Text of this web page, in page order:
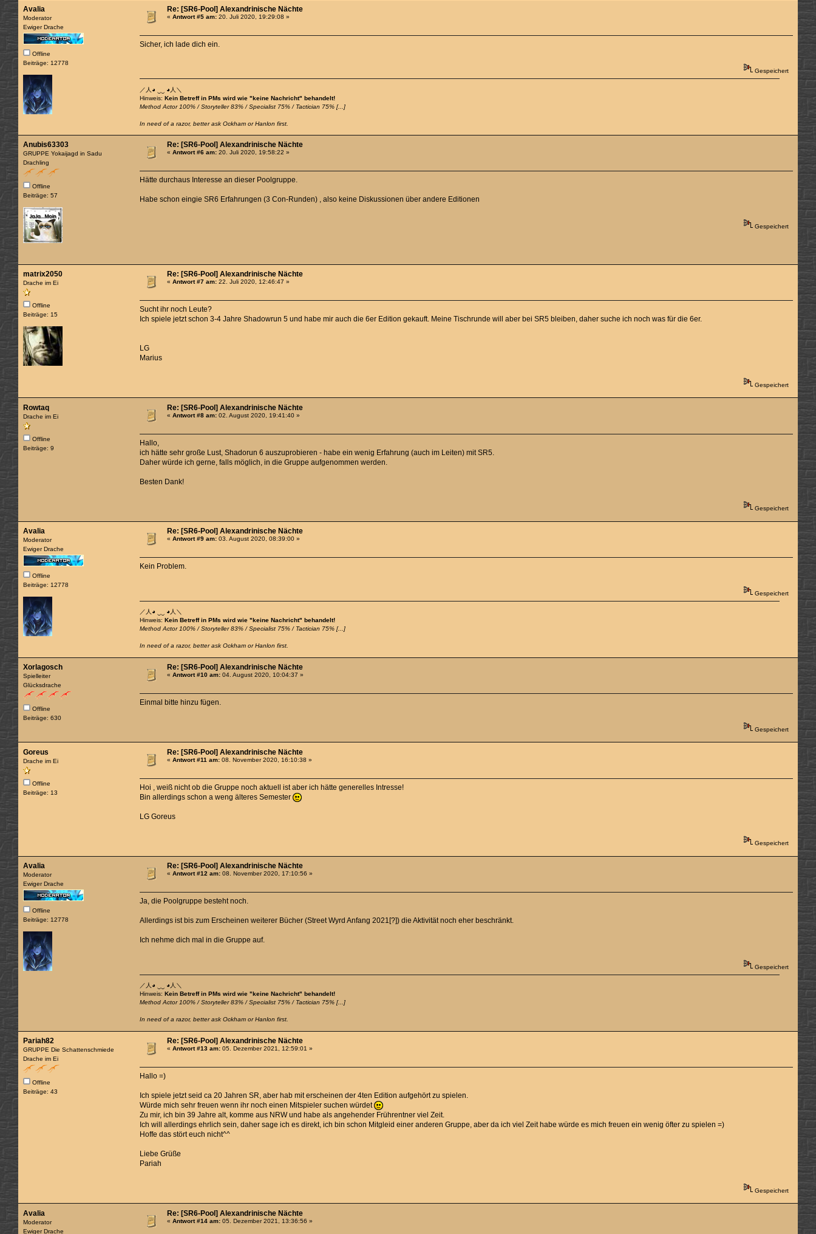
Avalia
Moderator
Ewiger Drache
Offline
Beiträge: 12778
Re: [SR6-Pool] Alexandrinische Nächte
«Antwort #5 am: 20. Juli 2020, 19:29:08 »
Sicher, ich lade dich ein.
Gespeichert
／人◕ ‿‿ ◕人＼
Hinweis:Kein Betreff in PMs wird wie "keine Nachricht" behandelt!
Method Actor 100% / Storyteller 83% / Specialist 75% / Tactician 75% [...]
In need of a razor, better ask Ockham or Hanlon first.
Anubis63303
GRUPPE Yokaijagd in Sadu
Drachling
Offline
Beiträge: 57
Re: [SR6-Pool] Alexandrinische Nächte
«Antwort #6 am: 20. Juli 2020, 19:58:22 »
Hätte durchaus Interesse an dieser Poolgruppe.
Habe schon eingie SR6 Erfahrungen (3 Con-Runden) , also keine Diskussionen über andere Editionen
Gespeichert
matrix2050
Drache im Ei
Offline
Beiträge: 15
Re: [SR6-Pool] Alexandrinische Nächte
«Antwort #7 am: 22. Juli 2020, 12:46:47 »
Sucht ihr noch Leute?
Ich spiele jetzt schon 3-4 Jahre Shadowrun 5 und habe mir auch die 6er Edition gekauft. Meine Tischrunde will aber bei SR5 bleiben, daher suche ich noch was für die 6er.
LG
Marius
Gespeichert
Rowtaq
Drache im Ei
Offline
Beiträge: 9
Re: [SR6-Pool] Alexandrinische Nächte
«Antwort #8 am: 02. August 2020, 19:41:40 »
Hallo,
ich hätte sehr große Lust, Shadorun 6 auszuprobieren - habe ein wenig Erfahrung (auch im Leiten) mit SR5.
Daher würde ich gerne, falls möglich, in die Gruppe aufgenommen werden.
Besten Dank!
Gespeichert
Avalia
Moderator
Ewiger Drache
Offline
Beiträge: 12778
Re: [SR6-Pool] Alexandrinische Nächte
«Antwort #9 am: 03. August 2020, 08:39:00 »
Kein Problem.
Gespeichert
／人◕ ‿‿ ◕人＼
Hinweis:Kein Betreff in PMs wird wie "keine Nachricht" behandelt!
Method Actor 100% / Storyteller 83% / Specialist 75% / Tactician 75% [...]
In need of a razor, better ask Ockham or Hanlon first.
Xorlagosch
Spielleiter
Glücksdrache
Offline
Beiträge: 630
Re: [SR6-Pool] Alexandrinische Nächte
«Antwort #10 am: 04. August 2020, 10:04:37 »
Einmal bitte hinzu fügen.
Gespeichert
Goreus
Drache im Ei
Offline
Beiträge: 13
Re: [SR6-Pool] Alexandrinische Nächte
«Antwort #11 am: 08. November 2020, 16:10:38 »
Hoi , weiß nicht ob die Gruppe noch aktuell ist aber ich hätte generelles Intresse!
Bin allerdings schon a weng älteres Semester
LG Goreus
Gespeichert
Avalia
Moderator
Ewiger Drache
Offline
Beiträge: 12778
Re: [SR6-Pool] Alexandrinische Nächte
«Antwort #12 am: 08. November 2020, 17:10:56 »
Ja, die Poolgruppe besteht noch.
Allerdings ist bis zum Erscheinen weiterer Bücher (Street Wyrd Anfang 2021[?]) die Aktivität noch eher beschränkt.
Ich nehme dich mal in die Gruppe auf.
Gespeichert
／人◕ ‿‿ ◕人＼
Hinweis:Kein Betreff in PMs wird wie "keine Nachricht" behandelt!
Method Actor 100% / Storyteller 83% / Specialist 75% / Tactician 75% [...]
In need of a razor, better ask Ockham or Hanlon first.
Pariah82
GRUPPE Die Schattenschmiede
Drache im Ei
Offline
Beiträge: 43
Re: [SR6-Pool] Alexandrinische Nächte
«Antwort #13 am: 05. Dezember 2021, 12:59:01 »
Hallo =)
Ich spiele jetzt seid ca 20 Jahren SR, aber hab mit erscheinen der 4ten Edition aufgehört zu spielen.
Würde mich sehr freuen wenn ihr noch einen Mitspieler suchen würdet
Zu mir, ich bin 39 Jahre alt, komme aus NRW und habe als angehender Frührentner viel Zeit.
Ich will allerdings ehrlich sein, daher sage ich es direkt, ich bin schon Mitgleid einer anderen Gruppe, aber da ich viel Zeit habe würde es mich freuen ein wenig öfter zu spielen =)
Hoffe das stört euch nicht^^
Liebe Grüße
Pariah
Gespeichert
Avalia
Moderator
Ewiger Drache
Re: [SR6-Pool] Alexandrinische Nächte
«Antwort #14 am: 05. Dezember 2021, 13:36:56 »